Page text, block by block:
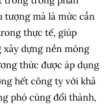
mà là mức cần
thực tế, giúp
xây dựng nền móng
thức được áp dụng
hết công ty với khả
phó cùng đổi thành,